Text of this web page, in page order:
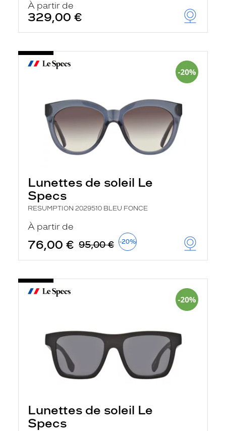
À partir de
329,00 €
Lunettes de soleil Le
Specs
RESUMPTION 2029510 BLEU FONCE
À partir de
76,00 € 95,00 € -20%
Lunettes de soleil Le
Specs